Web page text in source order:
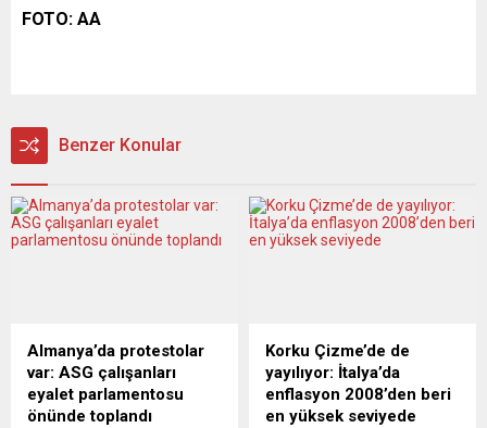
FOTO: AA
Benzer Konular
Almanya’da protestolar
var: ASG çalışanları
eyalet parlamentosu
önünde toplandı
Korku Çizme’de de
yayılıyor: İtalya’da
enflasyon 2008’den beri
en yüksek seviyede